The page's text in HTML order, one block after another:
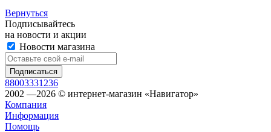
Вернуться
Подписывайтесь
на новости и акции
Новости магазина
88003331236
2002 —2026 © интернет-магазин «Навигатор»
Компания
Информация
Помощь